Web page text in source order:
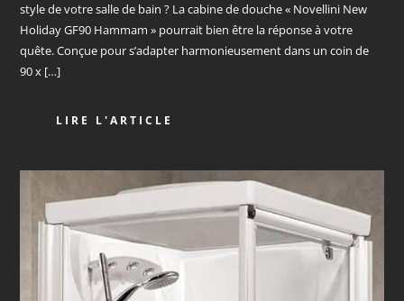
style de votre salle de bain ? La cabine de douche « Novellini New
Holiday GF90 Hammam » pourrait bien être la réponse à votre
quête. Conçue pour s’adapter harmonieusement dans un coin de
90 x […]
LIRE L'ARTICLE